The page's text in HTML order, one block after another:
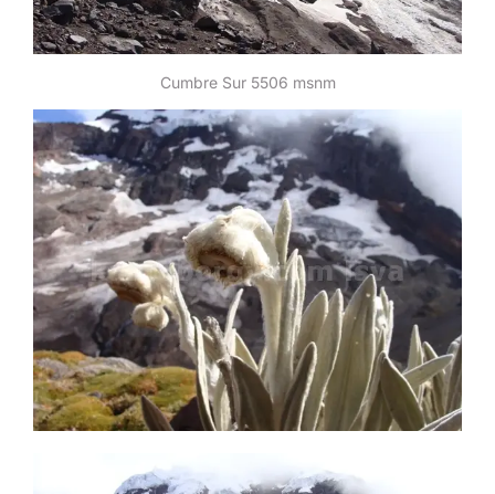
Cumbre Sur 5506 msnm